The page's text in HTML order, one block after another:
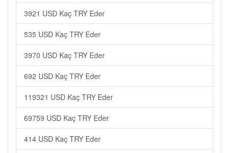
3921 USD Kaç TRY Eder
535 USD Kaç TRY Eder
3970 USD Kaç TRY Eder
692 USD Kaç TRY Eder
119321 USD Kaç TRY Eder
69759 USD Kaç TRY Eder
414 USD Kaç TRY Eder